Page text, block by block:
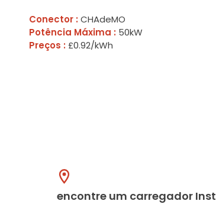
Conector : CHAdeMO
Potência Máxima : 50kW
Preços : £0.92/kWh
encontre um carregador